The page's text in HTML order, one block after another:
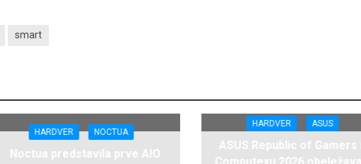
smart
HARDVER NOCTUA
Noctua predstavila prve AIO
HARDVER ASUS
ASUS Republic of Gamers